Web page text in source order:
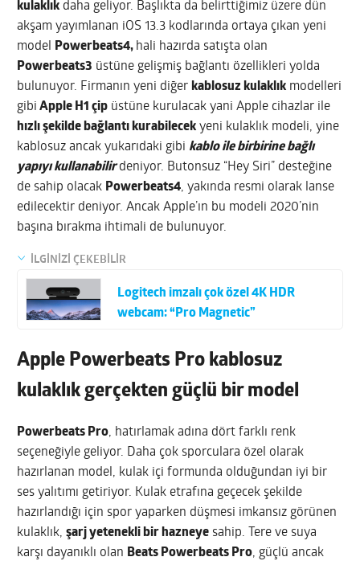
kulaklık daha geliyor. Başlıkta da belirttiğimiz üzere dün
akşam yayımlanan iOS 13.3 kodlarında ortaya çıkan yeni
model
Powerbeats4, hali hazırda satışta olan
Powerbeats3 üstüne gelişmiş bağlantı özellikleri yolda
bulunuyor. Firmanın yeni diğer kablosuz kulaklık modelleri
gibi Apple H1 çip üstüne kurulacak yani Apple cihazlar ile
hızlı şekilde bağlantı kurabilecek yeni kulaklık modeli, yine
kablosuz ancak yukarıdaki gibi kablo ile birbirine bağlı
yapıyı kullanabilirdeniyor. Butonsuz “Hey Siri” desteğine
de sahip olacak Powerbeats4, yakında resmi olarak lanse
edilecektir deniyor. Ancak Apple’ın bu modeli 2020’nin
başına bırakma ihtimali de bulunuyor.
İLGİNİZİ ÇEKEBİLİR
Logitech imzalı çok özel 4K HDR
webcam: “Pro Magnetic”
Apple Powerbeats Pro kablosuz
kulaklık gerçekten güçlü bir model
Powerbeats Pro, hatırlamak adına dört farklı renk
seçeneğiyle geliyor. Daha çok sporculara özel olarak
hazırlanan model, kulak içi formunda olduğundan iyi bir
ses yalıtımı getiriyor. Kulak etrafına geçecek şekilde
hazırlandığı için spor yaparken düşmesi imkansız görünen
kulaklık,şarj yetenekli bir hazneye sahip. Tere ve suya
karşı dayanıklı olan Beats Powerbeats Pro, güçlü ancak